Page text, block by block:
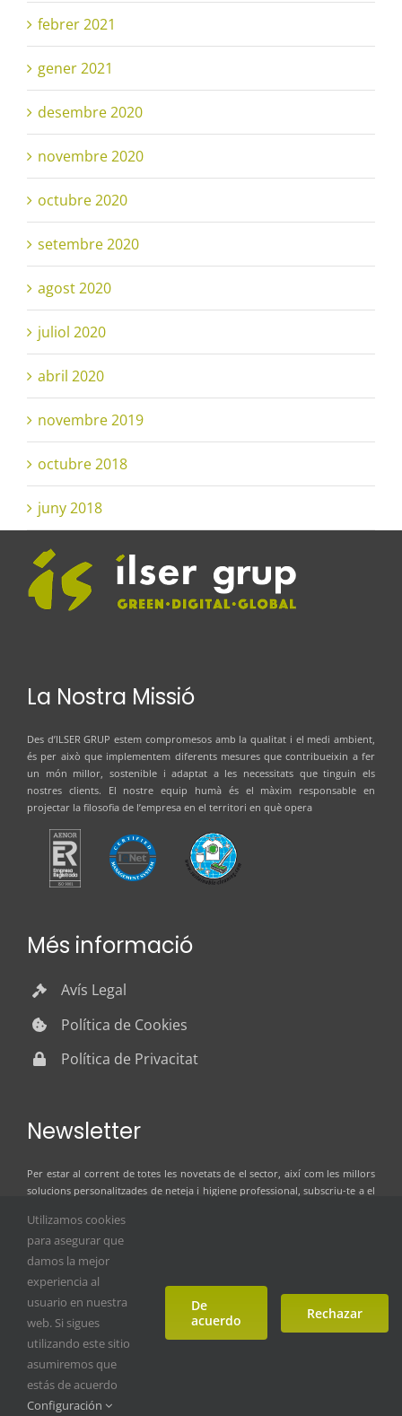
febrer 2021
gener 2021
desembre 2020
novembre 2020
octubre 2020
setembre 2020
agost 2020
juliol 2020
abril 2020
novembre 2019
octubre 2018
juny 2018
La Nostra Missió
Des d’ILSER GRUP estem compromesos amb la qualitat i el medi ambient,
és per això que implementem diferents mesures que contribueixin a fer
un món millor, sostenible i adaptat a les necessitats que tinguin els
nostres clients. El nostre equip humà és el màxim responsable en
projectar la filosofia de l’empresa en el territori en què opera
Més informació
Avís Legal
Política de Cookies
Política de Privacitat
Newsletter
Per estar al corrent de totes les novetats de el sector, així com les millors
solucions personalitzades de neteja i higiene professional, subscriu-te a el
Copyright © 2023 ilser grup. Tots els drets reservats.
Utilizamos cookies
para asegurar que
damos la mejor
experiencia al
usuario en nuestra
web. Si sigues
utilizando este sitio
asumiremos que
estás de acuerdo
Configuración
De
acuerdo
Rechazar